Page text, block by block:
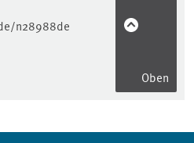
n28988de
Oben